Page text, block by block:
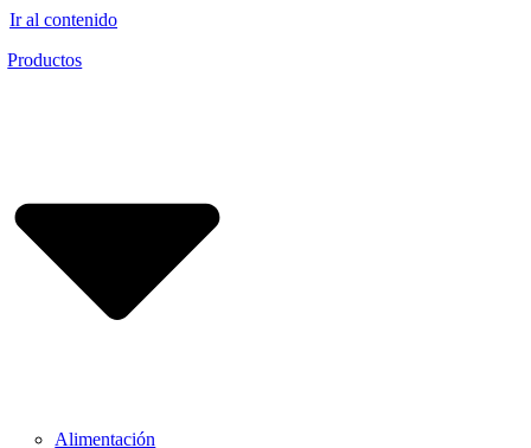
Ir al contenido
Productos
Alimentación